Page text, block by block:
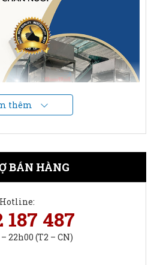
giờ, nhanh, chuẩn, hiệu quả.
thêm
BÁN HÀNG
Hotline:
187 487
22h00 (T2 – CN)